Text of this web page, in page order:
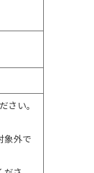
さい。
象外で